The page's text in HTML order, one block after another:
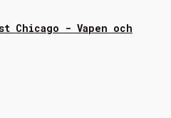
Chicago - Vapen och